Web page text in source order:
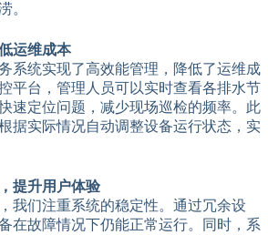
。
运维成本
系统实现了高效能管理，降低了运维成
平台，管理人员可以实时查看各排水节
速定位问题，减少现场巡检的频率。此
据实际情况自动调整设备运行状态，实
提升用户体验
我们注重系统的稳定性。通过冗余设
在故障情况下仍能正常运行。同时，系